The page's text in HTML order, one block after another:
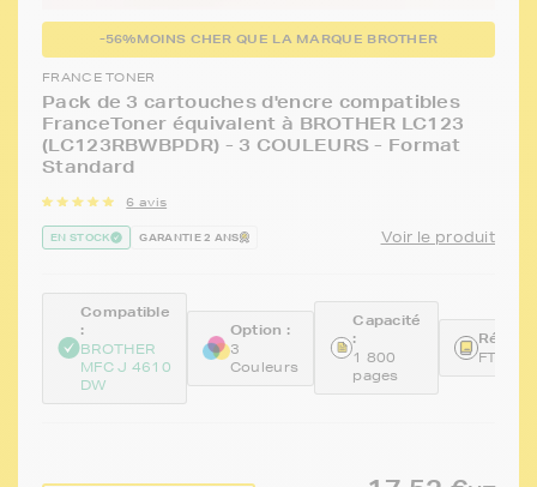
-56%MOINS CHER QUE LA MARQUE BROTHER
FRANCE TONER
Pack de 3 cartouches d'encre compatibles
FranceToner équivalent à BROTHER LC123
(LC123RBWBPDR) - 3 COULEURS - Format
Standard
6 avis
EN STOCK GARANTIE 2 ANS Voir le produit
Compatible
:
BROTHER
MFC J 4610
DW
Option :
3
Couleurs
Capacité
:
1 800
pages